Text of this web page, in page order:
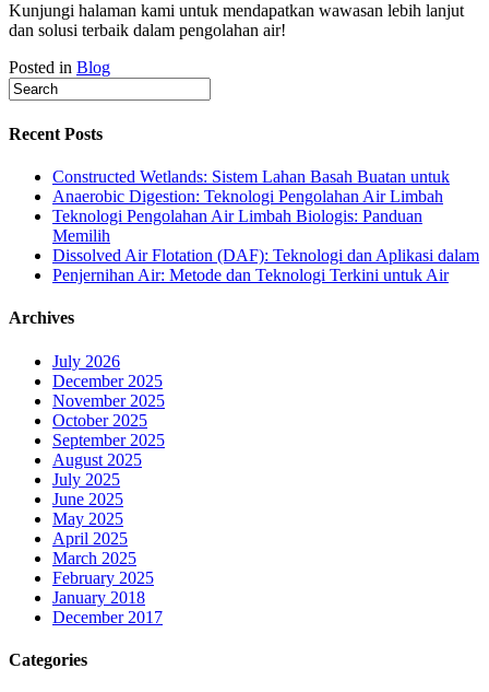
Kunjungi halaman kami untuk mendapatkan wawasan lebih lanjut
dan solusi terbaik dalam pengolahan air!
Posted in Blog
Recent Posts
Constructed Wetlands: Sistem Lahan Basah Buatan untuk
Anaerobic Digestion: Teknologi Pengolahan Air Limbah
Teknologi Pengolahan Air Limbah Biologis: Panduan
Memilih
Dissolved Air Flotation (DAF): Teknologi dan Aplikasi dalam
Penjernihan Air: Metode dan Teknologi Terkini untuk Air
Archives
July 2026
December 2025
November 2025
October 2025
September 2025
August 2025
July 2025
June 2025
May 2025
April 2025
March 2025
February 2025
January 2018
December 2017
Categories